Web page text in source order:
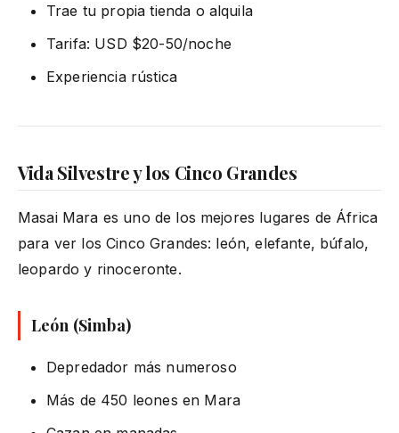
Trae tu propia tienda o alquila
Tarifa: USD $20-50/noche
Experiencia rústica
Vida Silvestre y los Cinco Grandes
Masai Mara es uno de los mejores lugares de África
para ver los Cinco Grandes: león, elefante, búfalo,
leopardo y rinoceronte.
León (Simba)
Depredador más numeroso
Más de 450 leones en Mara